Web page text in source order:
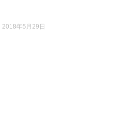
2018年5月29日